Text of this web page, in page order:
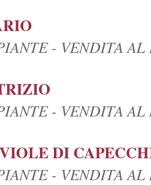
- VENDITA
- VENDITA
DI
- VENDITA